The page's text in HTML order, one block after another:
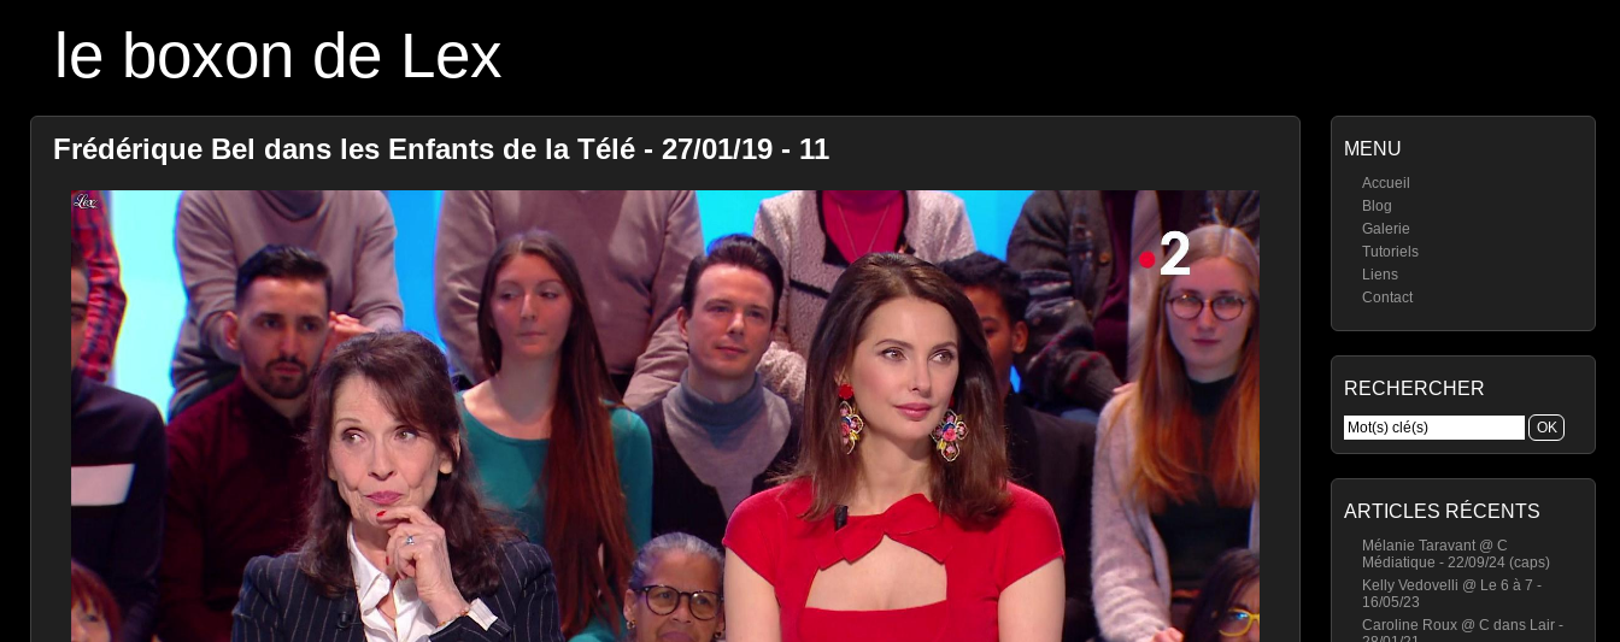
le boxon de Lex
MENU
Accueil
Blog
Galerie
Tutoriels
Liens
Contact
RECHERCHER
ARTICLES RÉCENTS
Mélanie Taravant @ C
Médiatique - 22/09/24 (caps)
Kelly Vedovelli @ Le 6 à 7 -
16/05/23
Caroline Roux @ C dans Lair -
Frédérique Bel dans les Enfants de la Télé - 27/01/19 - 11